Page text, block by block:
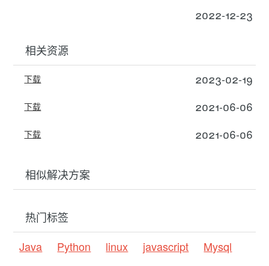
2022-12-23
相关资源
下载 2023-02-19
下载 2021-06-06
下载 2021-06-06
相似解决方案
热门标签
Java
Python linux javascript
Mysql